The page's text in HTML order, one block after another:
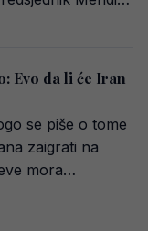
Evo da li će Iran
se piše o tome
zaigrati na
mora…